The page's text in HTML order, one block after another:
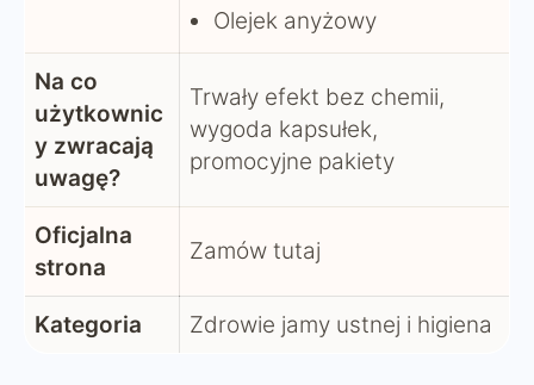
Olejek anyżowy
Na co
użytkownic
y zwracają
uwagę?
Trwały efekt bez chemii,
wygoda kapsułek,
promocyjne pakiety
Oficjalna
strona
Zamów tutaj
Kategoria Zdrowie jamy ustnej i higiena